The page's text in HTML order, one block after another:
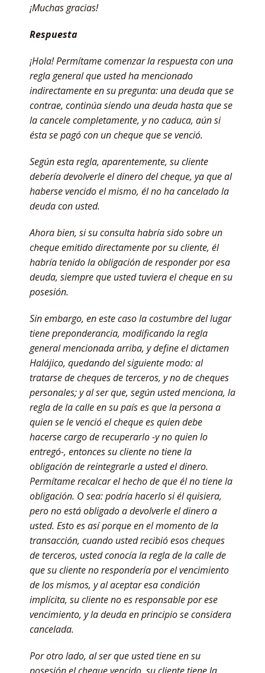
¡Muchas gracias!
Respuesta
¡Hola! Permítame comenzar la respuesta con una
regla general que usted ha mencionado
indirectamente en su pregunta: una deuda que se
contrae, continúa siendo una deuda hasta que se
la cancele completamente, y no caduca, aún si
ésta se pagó con un cheque que se venció.
Según esta regla, aparentemente, su cliente
debería devolverle el dinero del cheque, ya que al
haberse vencido el mismo, él no ha cancelado la
deuda con usted.
Ahora bien, si su consulta habría sido sobre un
cheque emitido directamente por su cliente, él
habría tenido la obligación de responder por esa
deuda, siempre que usted tuviera el cheque en su
posesión.
Sin embargo, en este caso la costumbre del lugar
tiene preponderancia, modificando la regla
general mencionada arriba, y define el dictamen
Halájico, quedando del siguiente modo: al
tratarse de cheques de terceros, y no de cheques
personales; y al ser que, según usted menciona, la
regla de la calle en su país es que la persona a
quien se le venció el cheque es quien debe
hacerse cargo de recuperarlo -y no quien lo
entregó-, entonces su cliente no tiene la
obligación de reintegrarle a usted el dinero.
Permítame recalcar el hecho de que él no tiene la
obligación. O sea: podría hacerlo si él quisiera,
pero no está obligado a devolverle el dinero a
usted. Esto es así porque en el momento de la
transacción, cuando usted recibió esos cheques
de terceros, usted conocía la regla de la calle de
que su cliente no respondería por el vencimiento
de los mismos, y al aceptar esa condición
implícita, su cliente no es responsable por ese
vencimiento, y la deuda en principio se considera
cancelada.
Por otro lado, al ser que usted tiene en su
posesión el cheque vencido, su cliente tiene la